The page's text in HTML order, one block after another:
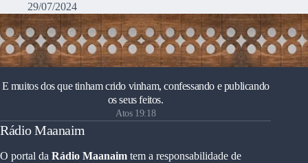
29/07/2024
E muitos dos que tinham crido vinham, confessando e publicando
os seus feitos.
Atos 19:18
Rádio Maanaim
O portal da Rádio Maanaim tem a responsabilidade de